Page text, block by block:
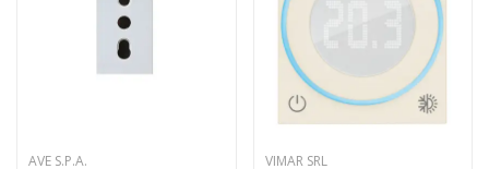
AVE S.P.A. VIMAR SRL